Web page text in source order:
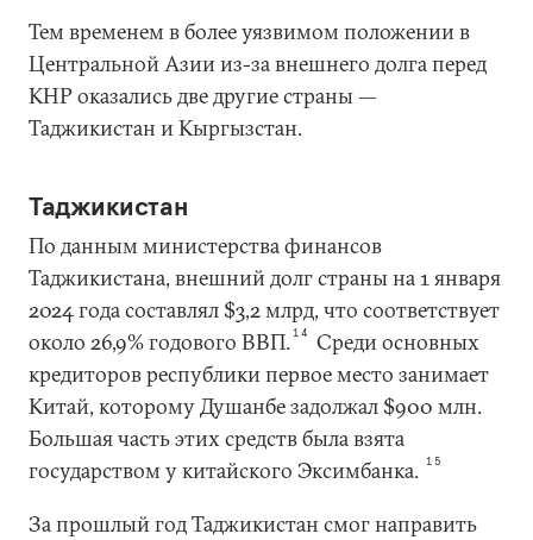
Тем временем в более уязвимом положении в
Центральной Азии из-за внешнего долга перед
КНР оказались две другие страны —
Таджикистан и Кыргызстан.
Таджикистан
По данным министерства финансов
Таджикистана, внешний долг страны на 1 января
2024 года составлял $3,2 млрд, что соответствует
около 26,9% годового ВВП.14
Среди основных
кредиторов республики первое место занимает
Китай, которому Душанбе задолжал $900 млн.
Большая часть этих средств была взята
государством у китайского Эксимбанка. 15
За прошлый год Таджикистан смог направить